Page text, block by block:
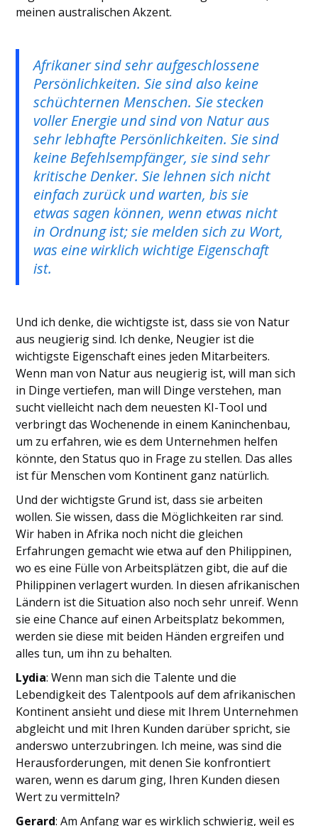
meinen australischen Akzent.
Afrikaner sind sehr aufgeschlossene
Persönlichkeiten. Sie sind also keine
schüchternen Menschen. Sie stecken
voller Energie und sind von Natur aus
sehr lebhafte Persönlichkeiten. Sie sind
keine Befehlsempfänger, sie sind sehr
kritische Denker. Sie lehnen sich nicht
einfach zurück und warten, bis sie
etwas sagen können, wenn etwas nicht
in Ordnung ist; sie melden sich zu Wort,
was eine wirklich wichtige Eigenschaft
ist.
Und ich denke, die wichtigste ist, dass sie von Natur
aus neugierig sind. Ich denke, Neugier ist die
wichtigste Eigenschaft eines jeden Mitarbeiters.
Wenn man von Natur aus neugierig ist, will man sich
in Dinge vertiefen, man will Dinge verstehen, man
sucht vielleicht nach dem neuesten KI-Tool und
verbringt das Wochenende in einem Kaninchenbau,
um zu erfahren, wie es dem Unternehmen helfen
könnte, den Status quo in Frage zu stellen. Das alles
ist für Menschen vom Kontinent ganz natürlich.
Und der wichtigste Grund ist, dass sie arbeiten
wollen. Sie wissen, dass die Möglichkeiten rar sind.
Wir haben in Afrika noch nicht die gleichen
Erfahrungen gemacht wie etwa auf den Philippinen,
wo es eine Fülle von Arbeitsplätzen gibt, die auf die
Philippinen verlagert wurden. In diesen afrikanischen
Ländern ist die Situation also noch sehr unreif. Wenn
sie eine Chance auf einen Arbeitsplatz bekommen,
werden sie diese mit beiden Händen ergreifen und
alles tun, um ihn zu behalten.
Lydia: Wenn man sich die Talente und die
Lebendigkeit des Talentpools auf dem afrikanischen
Kontinent ansieht und diese mit Ihrem Unternehmen
abgleicht und mit Ihren Kunden darüber spricht, sie
anderswo unterzubringen. Ich meine, was sind die
Herausforderungen, mit denen Sie konfrontiert
waren, wenn es darum ging, Ihren Kunden diesen
Wert zu vermitteln?
Gerard: Am Anfang war es wirklich schwierig, weil es